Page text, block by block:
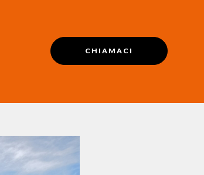
CHIAMACI